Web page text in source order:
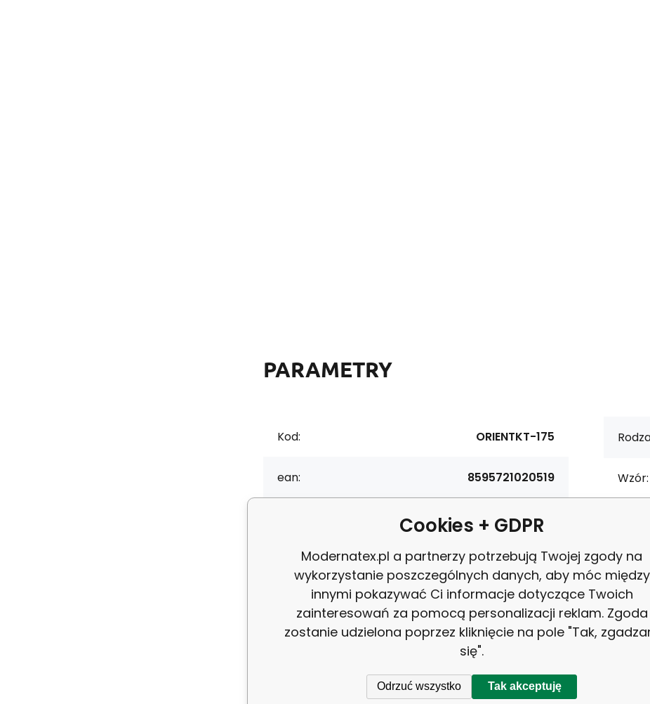
PARAMETRY
Kod: ORIENTKT-175
ean: 8595721020519
125 g/m2
Skład materiałowy: Bawełna 100%
Szerokość: 160 cm
Kolor: Biały
Wzór:
Cookies + GDPR
Modernatex.pl a partnerzy potrzebują Twojej zgody na
wykorzystanie poszczególnych danych, aby móc między
innymi pokazywać Ci informacje dotyczące Twoich
zainteresowań za pomocą personalizacji reklam. Zgoda
zostanie udzielona poprzez kliknięcie na pole "Tak,
się".
Odrzuć wszystko Tak akceptuję